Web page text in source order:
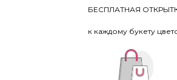
БЕСПЛАТНАЯ
к каждому букету